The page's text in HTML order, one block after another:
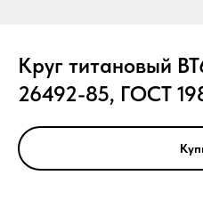
Круг титановый
26492-85, ГОСТ